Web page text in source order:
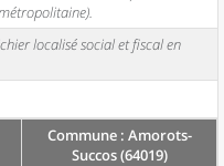
localisé social et fiscal en
Commune : Amorots-
Succos (64019)